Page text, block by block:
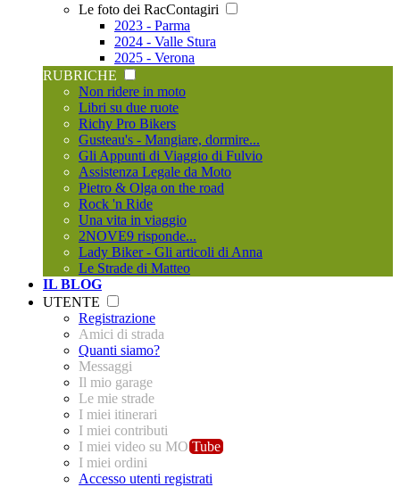
Le foto dei RacContagiri
2023 - Parma
2024 - Valle Stura
2025 - Verona
RUBRICHE
Non ridere in moto
Libri su due ruote
Richy Pro Bikers
Gusteau's - Mangiare, dormire...
Gli Appunti di Viaggio di Fulvio
Assistenza Legale da Moto
Pietro & Olga on the road
Rock 'n Ride
Una vita in viaggio
2NOVE9 risponde...
Lady Biker - Gli articoli di Anna
Le Strade di Matteo
IL BLOG
UTENTE
Registrazione
Amici di strada
Quanti siamo?
Messaggi
Il mio garage
Le mie strade
I miei itinerari
I miei contributi
I miei video su MO Tube
I miei ordini
Accesso utenti registrati